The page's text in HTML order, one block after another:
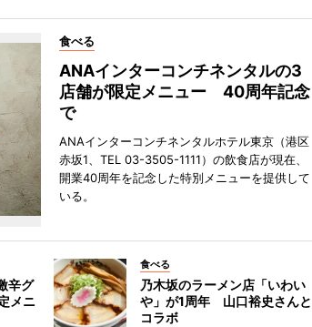
食べる
ANAインターコンチネンタルの3
店舗が限定メニュー 40周年記念
で
ANAインターコンチネンタルホテル東京（港区
赤坂1、TEL 03-3505-1111）の飲食店が現在、
開業40周年を記念した特別メニューを提供して
いる。
辛グ
メニ
食べる
乃木坂のラーメン店「いわい
や」が1周年 山口裕史さんと
コラボ